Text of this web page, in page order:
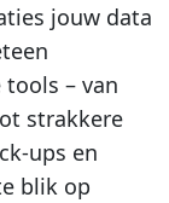
jouw data
– van
strakkere
ups en
blik op